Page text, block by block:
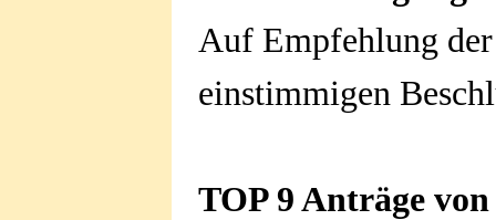
Auf Empfehlung
einstimmigen
TOP 9 Anträge